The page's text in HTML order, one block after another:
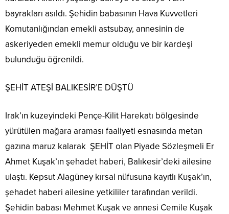
bayrakları asıldı. Şehidin babasının Hava Kuvvetleri
Komutanlığından emekli astsubay, annesinin de
askeriyeden emekli memur olduğu ve bir kardeşi
bulunduğu öğrenildi.
ŞEHİT ATEŞİ BALIKESİR’E DÜŞTÜ
Irak’ın kuzeyindeki Pençe-Kilit Harekatı bölgesinde
yürütülen mağara araması faaliyeti esnasında metan
gazına maruz kalarak ŞEHİT olan Piyade Sözleşmeli Er
Ahmet Kuşak’ın şehadet haberi, Balıkesir’deki ailesine
ulaştı. Kepsut Alagüney kırsal nüfusuna kayıtlı Kuşak’ın,
şehadet haberi ailesine yetkililer tarafından verildi.
Şehidin babası Mehmet Kuşak ve annesi Cemile Kuşak